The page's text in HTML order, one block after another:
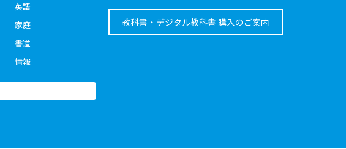
英語
家庭
書道
情報
教科書・デジタル教科書 購入のご案内